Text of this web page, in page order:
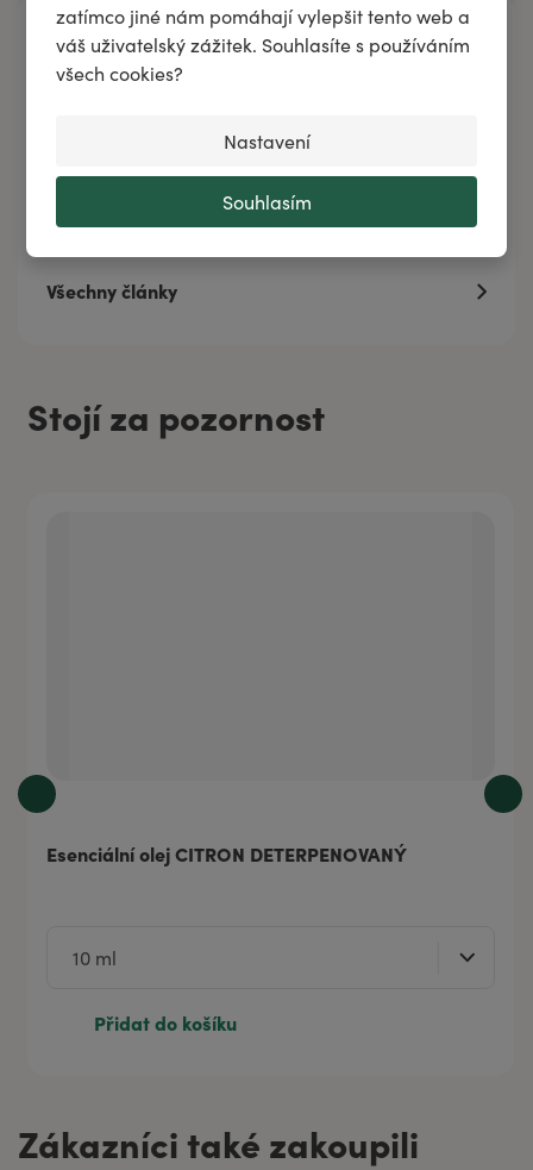
zatímco jiné nám pomáhají vylepšit tento web a
váš uživatelský zážitek. Souhlasíte s používáním
všech cookies?
Nastavení
Souhlasím
Napsali jsme
Díl 2. Těhotenské nevolnosti
Novinka! Esenciální olej z kasie (čínské skořice)
Jak kombinovat Bachovy esence a esenciální
Všechny články
Stojí za pozornost
Esenciální olej CITRON DETERPENOVANÝ
Přidat do košíku
Zákazníci také zakoupili